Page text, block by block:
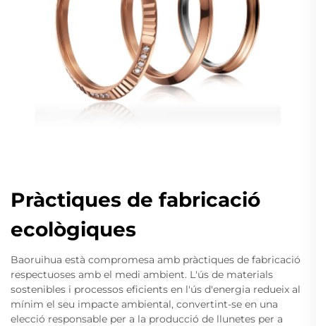
Pràctiques de fabricació
ecològiques
Baoruihua està compromesa amb pràctiques de fabricació
respectuoses amb el medi ambient. L'ús de materials
sostenibles i processos eficients en l'ús d'energia redueix al
mínim el seu impacte ambiental, convertint-se en una
elecció responsable per a la producció de llunetes per a